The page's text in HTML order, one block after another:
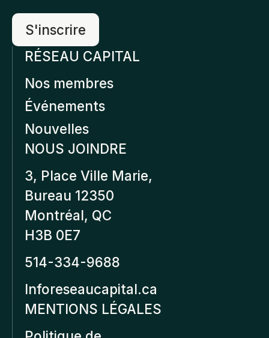
RÉSEAU CAPITAL
Nos membres
Événements
Nouvelles
NOUS JOINDRE
3, Place Ville Marie,
Bureau 12350
Montréal, QC
H3B 0E7
514-334-9688
Inforeseaucapital.ca
MENTIONS LÉGALES